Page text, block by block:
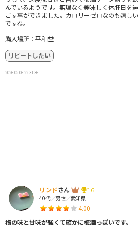
んでいるようです。無理なく美味しく休肝日を過
ごす事ができました。カロリーゼロなのも嬉しい
ですね。
購入場所：平和堂
リピートしたい
2026.05.06 22:31:36
リンドさん
16
40代／男性／愛知県
4.00
梅の味と甘味が強くて確かに梅酒っぽいです。